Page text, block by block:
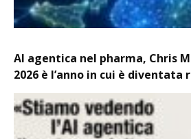
AI agentica nel pharma, Chris
2026 è l’anno in cui è diventata